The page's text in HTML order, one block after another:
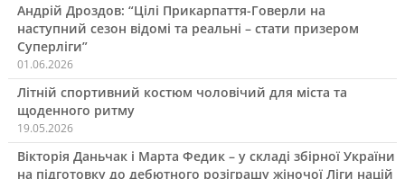
Андрій Дроздов: “Цілі Прикарпаття-Говерли на
наступний сезон відомі та реальні – стати призером
Суперліги”
01.06.2026
Літній спортивний костюм чоловічий для міста та
щоденного ритму
19.05.2026
Вікторія Даньчак і Марта Федик – у складі збірної України
на підготовку до дебютного розіграшу жіночої Ліги націй